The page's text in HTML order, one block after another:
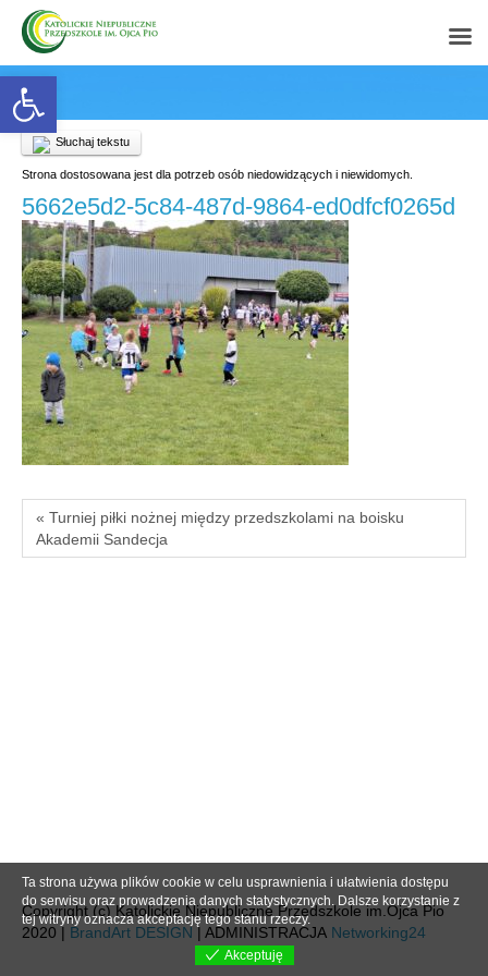
Open toolbar
Słuchaj tekstu
Strona dostosowana jest dla potrzeb osób niedowidzących i niewidomych.
5662e5d2-5c84-487d-9864-ed0dfcf0265d
« Turniej piłki nożnej między przedszkolami na boisku
Akademii Sandecja
Copyright (c) Katolickie Niepubliczne Przedszkole im.Ojca Pio
2020 | BrandArt DESIGN | ADMINISTRACJA Networking24
Ta strona używa plików cookie w celu usprawnienia i ułatwienia dostępu
do serwisu oraz prowadzenia danych statystycznych. Dalsze korzystanie z
tej witryny oznacza akceptację tego stanu rzeczy.
Akceptuję